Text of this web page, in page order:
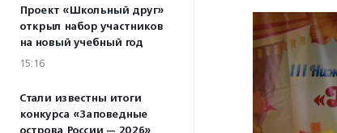
Проект «Школьный друг»
открыл набор участников
на новый учебный год
15:16
Стали известны итоги
конкурса «Заповедные